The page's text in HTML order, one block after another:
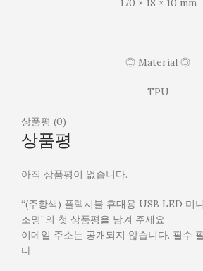
170 × 18 × 10 mm
◎ Material ◎
TPU
상품평 (0)
상품평
아직 상품평이 없습니다.
“(주황색) 플렉시블 휴대용 USB LED 미
조명”의 첫 상품평을 남겨 주세요
이메일 주소는 공개되지 않습니다. 필수
다